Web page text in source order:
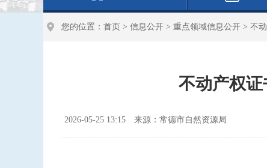
您的位置： 首页 > 信息公开 > 重点领域信息公开 > 不
不动产权证
2026-05-25 13:15 来源：常德市自然资源局